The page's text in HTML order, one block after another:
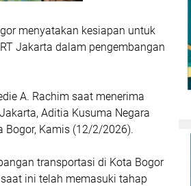
menyatakan kesiapan untuk
Jakarta dalam pengembangan
A. Rachim saat menerima
Aditia Kusuma Negara
Bogor, Kamis (12/2/2026).
transportasi di Kota Bogor
ini telah memasuki tahap